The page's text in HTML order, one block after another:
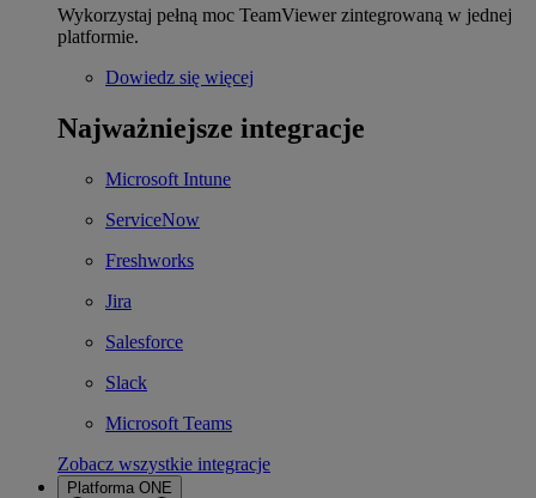
Wykorzystaj pełną moc TeamViewer zintegrowaną w jednej
platformie.
Dowiedz się więcej
Najważniejsze integracje
Microsoft Intune
ServiceNow
Freshworks
Jira
Salesforce
Slack
Microsoft Teams
Zobacz wszystkie integracje
Platforma ONE